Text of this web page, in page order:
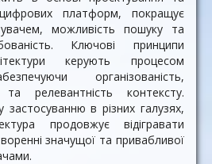
платформ, покращує
можливість пошуку та
Ключові принципи
керують процесом
організованість,
та релевантність контексту.
в різних галузях,
продовжує відігравати
значущої та привабливої